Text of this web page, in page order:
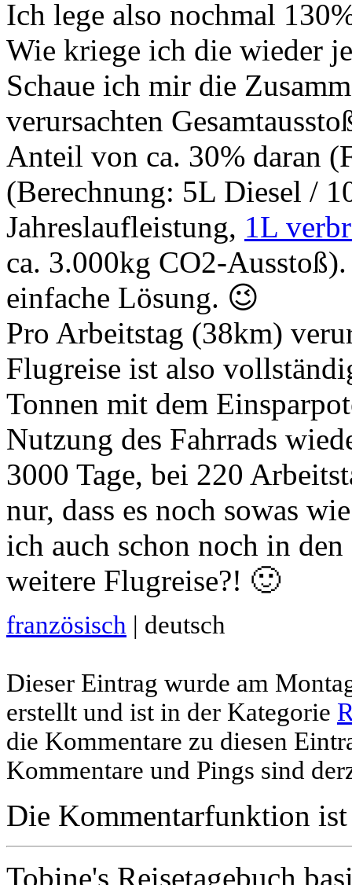
Ich lege also nochmal
Wie kriege ich die wieder
Schaue ich mir die
verursachten
Anteil von ca. 30% daran
(Berechnung: 5L Diesel /
Jahreslaufleistung, 1L
ca. 3.000kg CO2-
einfache Lösung. 😉
Pro Arbeitstag (38km)
Flugreise ist also
Tonnen mit dem
Nutzung des Fahrrads
3000 Tage, bei 220
nur, dass es noch sowas
ich auch schon noch in
weitere Flugreise?! 🙂
französisch | deutsch
Dieser Eintrag wurde am
erstellt und ist in der Kategorie
die Kommentare zu diesen
Kommentare und Pings sind
Die Kommentarfunktion ist
Tobine's Reisetagebuch